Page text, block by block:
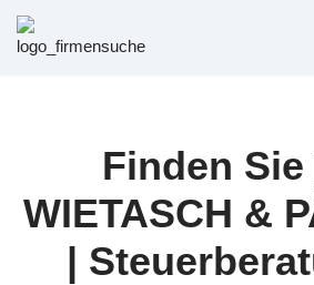
Zum
Finden
WIETASCH &
|